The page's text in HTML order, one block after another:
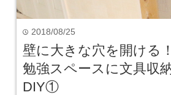
time 2018/08/25
壁に大きな穴を開ける
勉強スペースに文具収
DIY①